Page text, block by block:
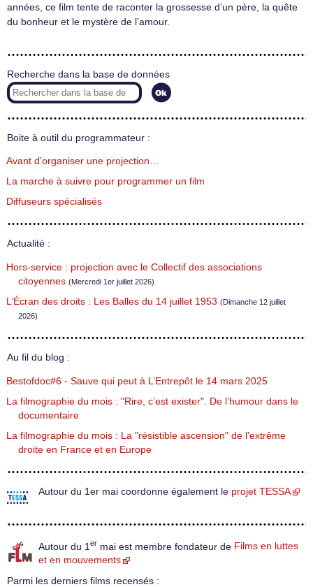
années, ce film tente de raconter la grossesse d’un père, la quête
du bonheur et le mystère de l’amour.
Recherche dans la base de données
Boite à outil du programmateur :
Avant d’organiser une projection…
La marche à suivre pour programmer un film
Diffuseurs spécialisés
Actualité :
Hors-service : projection avec le Collectif des associations
citoyennes (Mercredi 1er juillet 2026)
L’Écran des droits : Les Balles du 14 juillet 1953 (Dimanche 12 juillet
2026)
Au fil du blog :
Bestofdoc#6 - Sauve qui peut à L’Entrepôt le 14 mars 2025
La filmographie du mois : "Rire, c’est exister". De l’humour dans le
documentaire
La filmographie du mois : La "résistible ascension" de l’extrême
droite en France et en Europe
Autour du 1er mai coordonne également le projet TESSA
Autour du 1 er mai est membre fondateur de Films en luttes
et en mouvements
Parmi les derniers films recensés :